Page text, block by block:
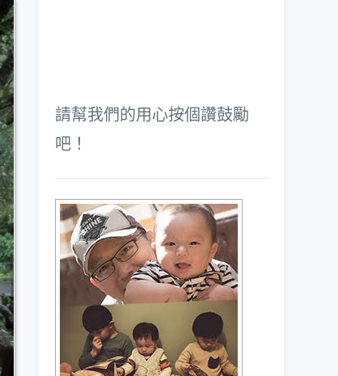
請幫我們的用心按個讚鼓勵
吧！